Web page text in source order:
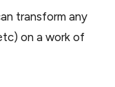
transform any
on a work of